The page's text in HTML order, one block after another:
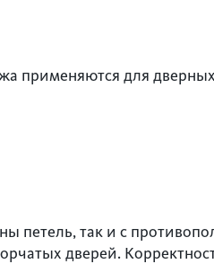
применяются для
петель, так и с
дверей.